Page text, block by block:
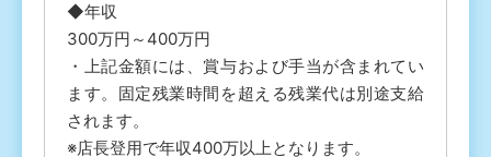
◆年収
300万円～400万円
・上記金額には、賞与および手当が含まれてい
ます。固定残業時間を超える残業代は別途支給
されます。
※店長登用で年収400万以上となります。